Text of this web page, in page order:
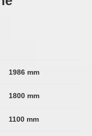
1986 mm
1800 mm
1100 mm